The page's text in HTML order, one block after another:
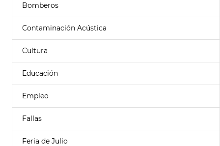
Bomberos
Contaminación Acústica
Cultura
Educación
Empleo
Fallas
Feria de Julio